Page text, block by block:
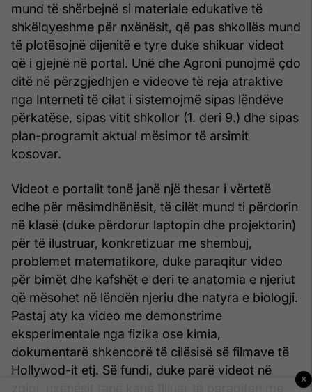
mund të shërbejnë si materiale edukative të
shkëlqyeshme për nxënësit, që pas shkollës mund
të plotësojnë dijenitë e tyre duke shikuar videot
që i gjejnë në portal. Unë dhe Agroni punojmë çdo
ditë në përzgjedhjen e videove të reja atraktive
nga Interneti të cilat i sistemojmë sipas lëndëve
përkatëse, sipas vitit shkollor (1. deri 9.) dhe sipas
plan-programit aktual mësimor të arsimit
kosovar.
Videot e portalit tonë janë një thesar i vërtetë
edhe për mësimdhënësit, të cilët mund ti përdorin
në klasë (duke përdorur laptopin dhe projektorin)
për të ilustruar, konkretizuar me shembuj,
problemet matematikore, duke paraqitur video
për bimët dhe kafshët e deri te anatomia e njeriut
që mësohet në lëndën njeriu dhe natyra e biologji.
Pastaj aty ka video me demonstrime
eksperimentale nga fizika ose kimia,
dokumentarë shkencorë të cilësisë së filmave të
Hollywod-it etj. Së fundi, duke parë videot në
×